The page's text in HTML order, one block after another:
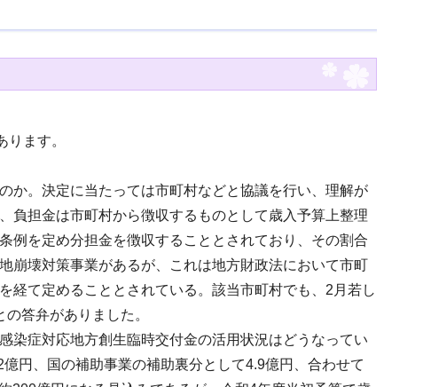
ます。
か。決定に当たっては市町村などと協議を行い、理解が
負担金は市町村から徴収するものとして歳入予算上整理
例を定め分担金を徴収することとされており、その割合
崩壊対策事業があるが、これは地方財政法において市町
経て定めることとされている。該当市町村でも、2月若し
答弁がありました。
染症対応地方創生臨時交付金の活用状況はどうなってい
円、国の補助事業の補助裏分として4.9億円、合わせて